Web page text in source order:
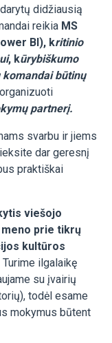
didžiausią
reikia MS
BI), kritinio
, kūrybiškumo
komandai būtinų
partnerį.
svarbu ir jiems
dar geresnį
praktiškai
viešojo
prie tikrų
kultūros
Turime ilgalaikę
su įvairių
todėl esame
mokymus būtent